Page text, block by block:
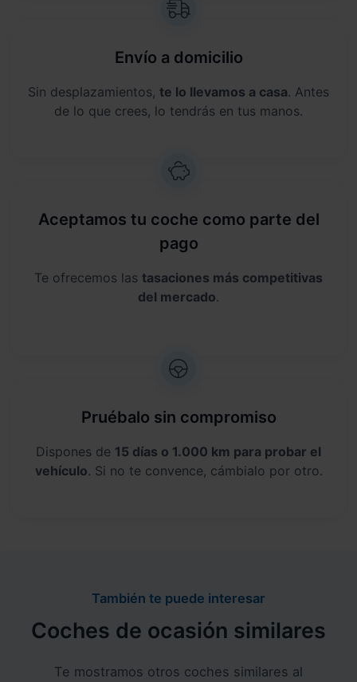
Envío a domicilio
Sin desplazamientos, te lo llevamos a casa. Antes
de lo que crees, lo tendrás en tus manos.
Aceptamos tu coche como parte del
pago
Te ofrecemos las tasaciones más competitivas
del mercado.
Pruébalo sin compromiso
Dispones de 15 días o 1.000 km para probar el
vehículo. Si no te convence, cámbialo por otro.
También te puede interesar
Coches de ocasión similares
Te mostramos otros coches similares al